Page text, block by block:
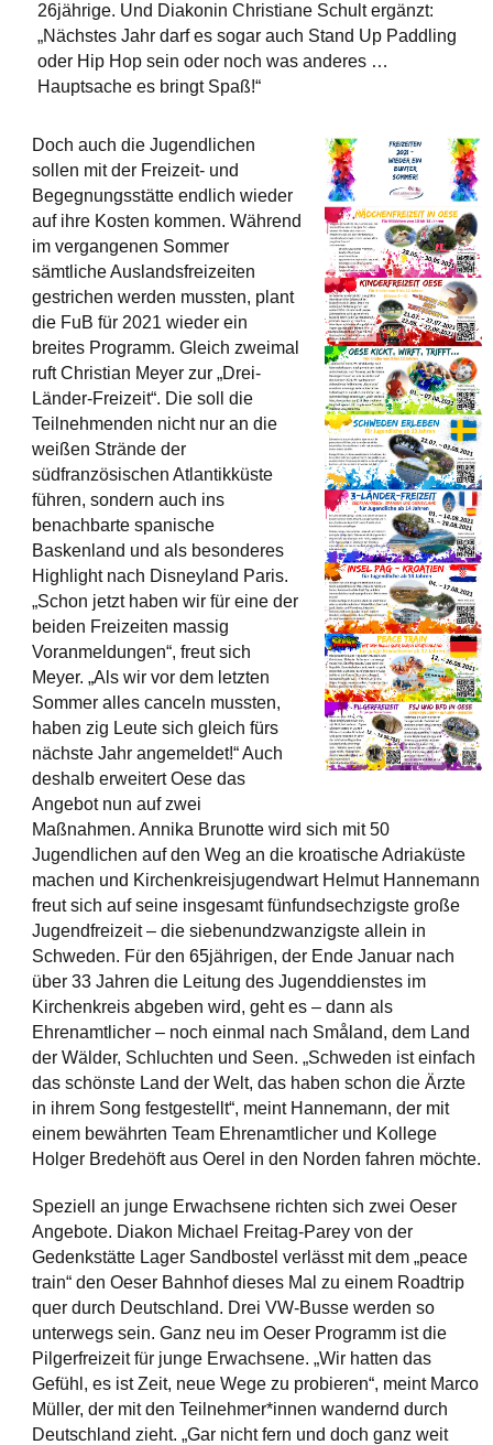
26jährige. Und Diakonin Christiane Schult ergänzt:
„Nächstes Jahr darf es sogar auch Stand Up Paddling
oder Hip Hop sein oder noch was anderes …
Hauptsache es bringt Spaß!“
Doch auch die Jugendlichen
sollen mit der Freizeit- und
Begegnungsstätte endlich wieder
auf ihre Kosten kommen. Während
im vergangenen Sommer
sämtliche Auslandsfreizeiten
gestrichen werden mussten, plant
die FuB für 2021 wieder ein
breites Programm. Gleich zweimal
ruft Christian Meyer zur „Drei-
Länder-Freizeit“. Die soll die
Teilnehmenden nicht nur an die
weißen Strände der
südfranzösischen Atlantikküste
führen, sondern auch ins
benachbarte spanische
Baskenland und als besonderes
Highlight nach Disneyland Paris.
„Schon jetzt haben wir für eine der
beiden Freizeiten massig
Voranmeldungen“, freut sich
Meyer. „Als wir vor dem letzten
Sommer alles canceln mussten,
haben zig Leute sich gleich fürs
nächste Jahr angemeldet!“ Auch
deshalb erweitert Oese das
Angebot nun auf zwei
Maßnahmen. Annika Brunotte wird sich mit 50
Jugendlichen auf den Weg an die kroatische Adriaküste
machen und Kirchenkreisjugendwart Helmut Hannemann
freut sich auf seine insgesamt fünfundsechzigste große
Jugendfreizeit – die siebenundzwanzigste allein in
Schweden. Für den 65jährigen, der Ende Januar nach
über 33 Jahren die Leitung des Jugenddienstes im
Kirchenkreis abgeben wird, geht es – dann als
Ehrenamtlicher – noch einmal nach Småland, dem Land
der Wälder, Schluchten und Seen. „Schweden ist einfach
das schönste Land der Welt, das haben schon die Ärzte
in ihrem Song festgestellt“, meint Hannemann, der mit
einem bewährten Team Ehrenamtlicher und Kollege
Holger Bredehöft aus Oerel in den Norden fahren möchte.
Speziell an junge Erwachsene richten sich zwei Oeser
Angebote. Diakon Michael Freitag-Parey von der
Gedenkstätte Lager Sandbostel verlässt mit dem „peace
train“ den Oeser Bahnhof dieses Mal zu einem Roadtrip
quer durch Deutschland. Drei VW-Busse werden so
unterwegs sein. Ganz neu im Oeser Programm ist die
Pilgerfreizeit für junge Erwachsene. „Wir hatten das
Gefühl, es ist Zeit, neue Wege zu probieren“, meint Marco
Müller, der mit den Teilnehmer*innen wandernd durch
Deutschland zieht. „Gar nicht fern und doch ganz weit